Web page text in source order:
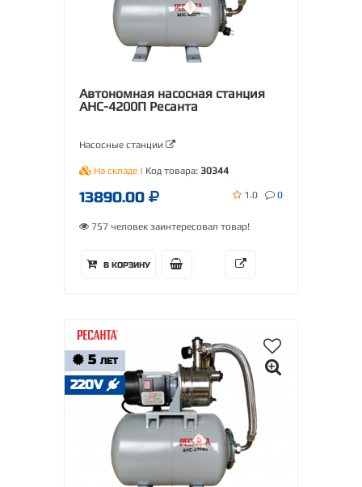
Автономная насосная станция
АНС-4200П Ресанта
Насосные станции
На складе | Код товара: 30344
13890.00 1.0 0
757 человек заинтересовал товар!
В КОРЗИНУ
5 ЛЕТ
220V